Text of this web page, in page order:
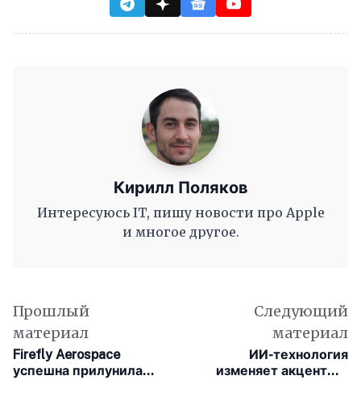
Кирилл Поляков
Интересуюсь IT, пишу новости про Apple
и многое другое.
Прошлый
материал
Firefly Aerospace
успешна прилунила
Следующий
материал
ИИ-технология
изменяет акценты в